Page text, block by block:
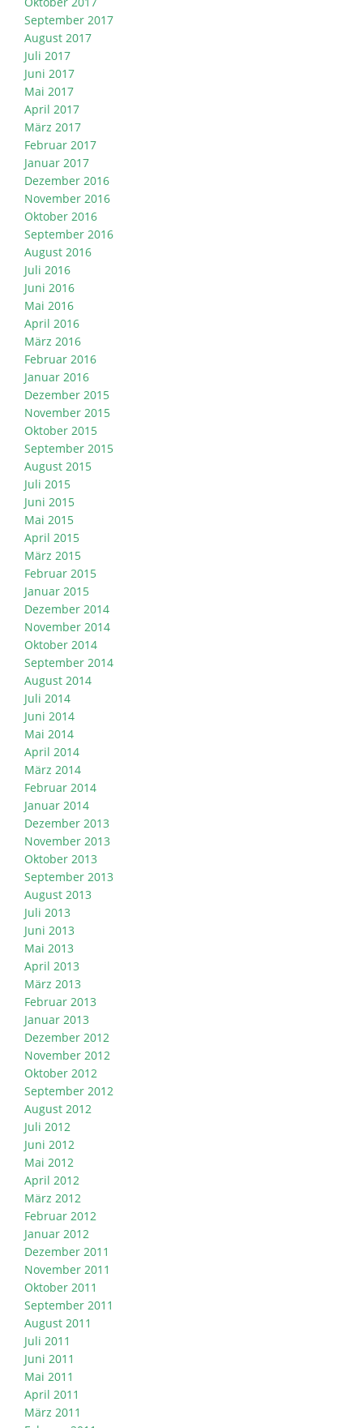
September 2017
August 2017
Juli 2017
Juni 2017
Mai 2017
April 2017
März 2017
Februar 2017
Januar 2017
Dezember 2016
November 2016
Oktober 2016
September 2016
August 2016
Juli 2016
Juni 2016
Mai 2016
April 2016
März 2016
Februar 2016
Januar 2016
Dezember 2015
November 2015
Oktober 2015
September 2015
August 2015
Juli 2015
Juni 2015
Mai 2015
April 2015
März 2015
Februar 2015
Januar 2015
Dezember 2014
November 2014
Oktober 2014
September 2014
August 2014
Juli 2014
Juni 2014
Mai 2014
April 2014
März 2014
Februar 2014
Januar 2014
Dezember 2013
November 2013
Oktober 2013
September 2013
August 2013
Juli 2013
Juni 2013
Mai 2013
April 2013
März 2013
Februar 2013
Januar 2013
Dezember 2012
November 2012
Oktober 2012
September 2012
August 2012
Juli 2012
Juni 2012
Mai 2012
April 2012
März 2012
Februar 2012
Januar 2012
Dezember 2011
November 2011
Oktober 2011
September 2011
August 2011
Juli 2011
Juni 2011
Mai 2011
April 2011
März 2011